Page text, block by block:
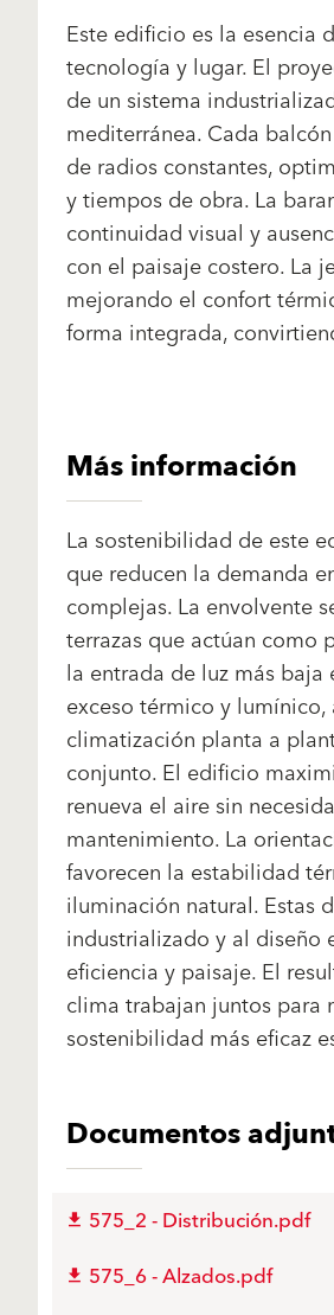
Este edificio es la esencia
tecnología y lugar. El
de un sistema
mediterránea. Cada
de radios constantes,
y tiempos de obra. La
continuidad visual y
con el paisaje costero. La
mejorando el confort
forma integrada,
Más información
La sostenibilidad de este
que reducen la demanda
complejas. La envolvente
terrazas que actúan
la entrada de luz más
exceso térmico y
climatización planta a
conjunto. El edificio
renueva el aire sin
mantenimiento. La
favorecen la estabilidad
iluminación natural. Estas
industrializado y al diseño
eficiencia y paisaje. El
clima trabajan juntos
sostenibilidad más eficaz
Documentos
575_2 - Distribución.pdf
575_6 - Alzados.pdf